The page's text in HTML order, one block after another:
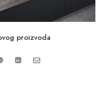
proizvoda